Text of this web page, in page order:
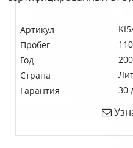
Артикул
Пробег
Год
Страна
Гарантия
30